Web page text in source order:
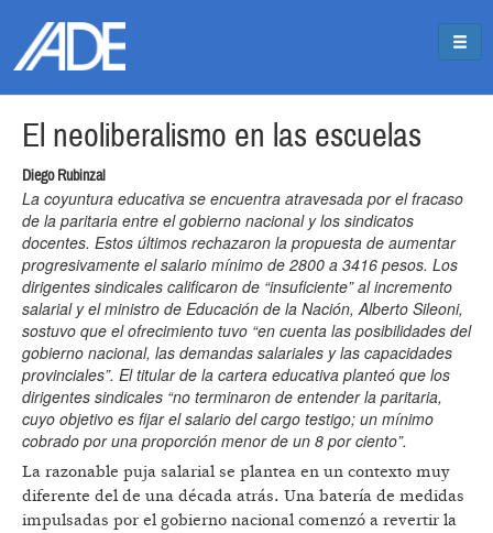
El neoliberalismo en las escuelas
Diego Rubinzal
La coyuntura educativa se encuentra atravesada por el fracaso
de la paritaria entre el gobierno nacional y los sindicatos
docentes. Estos últimos rechazaron la propuesta de aumentar
progresivamente el salario mínimo de 2800 a 3416 pesos. Los
dirigentes sindicales calificaron de “insuficiente” al incremento
salarial y el ministro de Educación de la Nación, Alberto Sileoni,
sostuvo que el ofrecimiento tuvo “en cuenta las posibilidades del
gobierno nacional, las demandas salariales y las capacidades
provinciales”. El titular de la cartera educativa planteó que los
dirigentes sindicales “no terminaron de entender la paritaria,
cuyo objetivo es fijar el salario del cargo testigo; un mínimo
cobrado por una proporción menor de un 8 por ciento”.
La razonable puja salarial se plantea en un contexto muy
diferente del de una década atrás. Una batería de medidas
impulsadas por el gobierno nacional comenzó a revertir la